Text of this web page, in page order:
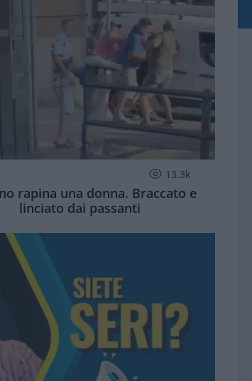
13.3k
rapina una donna. Braccato e
linciato dai passanti